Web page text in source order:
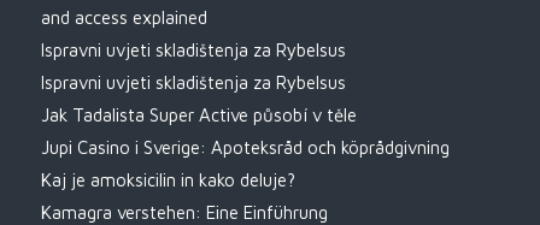
and access explained
Ispravni uvjeti skladištenja za Rybelsus
Ispravni uvjeti skladištenja za Rybelsus
Jak Tadalista Super Active působí v těle
Jupi Casino i Sverige: Apoteksråd och köprådgivning
Kaj je amoksicilin in kako deluje?
Kamagra verstehen: Eine Einführung